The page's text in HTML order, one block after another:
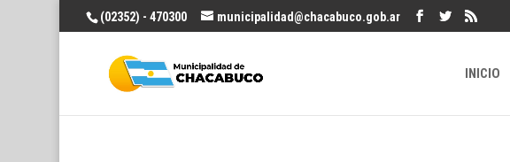
(02352) - 470300 municipalidad@chacabuco.gob.ar
INICIO